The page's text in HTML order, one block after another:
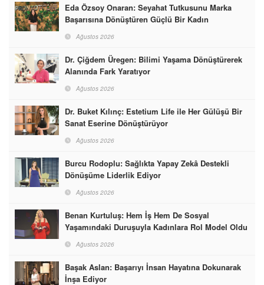
Eda Özsoy Onaran: Seyahat Tutkusunu Marka
Başarısına Dönüştüren Güçlü Bir Kadın
Ağustos 2026
Dr. Çiğdem Üregen: Bilimi Yaşama Dönüştürerek
Alanında Fark Yaratıyor
Ağustos 2026
Dr. Buket Kılınç: Estetium Life ile Her Gülüşü Bir
Sanat Eserine Dönüştürüyor
Ağustos 2026
Burcu Rodoplu: Sağlıkta Yapay Zekâ Destekli
Dönüşüme Liderlik Ediyor
Ağustos 2026
Benan Kurtuluş: Hem İş Hem De Sosyal
Yaşamındaki Duruşuyla Kadınlara Rol Model Oldu
Ağustos 2026
Başak Aslan: Başarıyı İnsan Hayatına Dokunarak
İnşa Ediyor